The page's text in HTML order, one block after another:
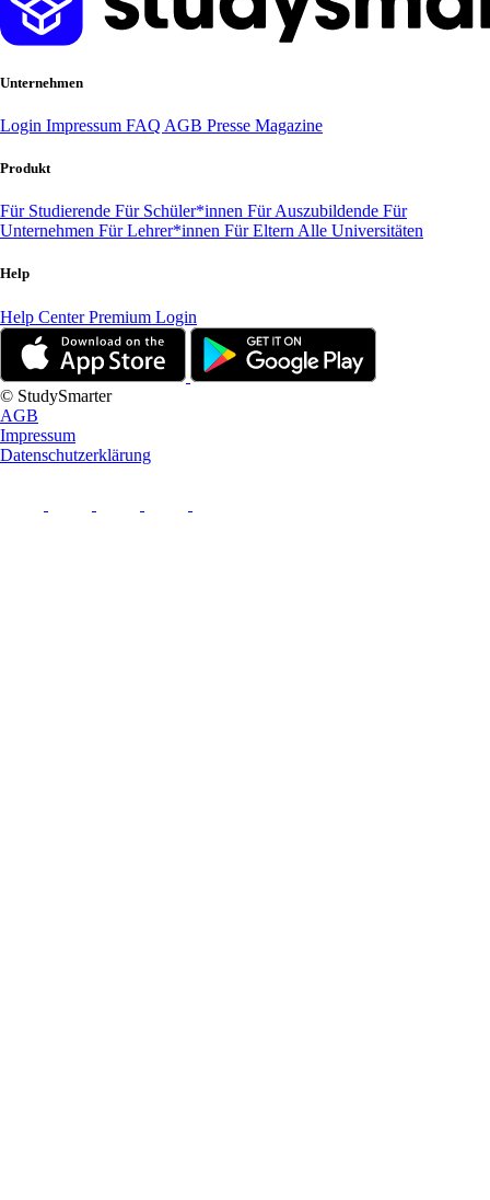
Unternehmen
Login Impressum FAQ AGB Presse Magazine
Produkt
Für Studierende Für Schüler*innen Für Auszubildende Für
Unternehmen Für Lehrer*innen Für Eltern Alle Universitäten
Help
Help CenterPremium Login
© StudySmarter
AGB
Impressum
Datenschutzerklärung